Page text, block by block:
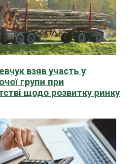
взяв участь у
групи при
щодо розвитку ринку